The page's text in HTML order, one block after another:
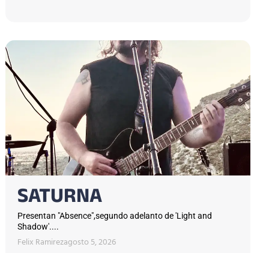
SATURNA
Presentan "Absence",segundo adelanto de 'Light and
Shadow'....
Felix Ramirezagosto 5, 2026